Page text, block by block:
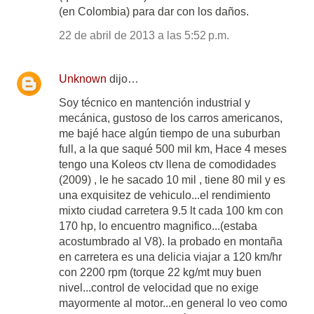
(en Colombia) para dar con los daños.
22 de abril de 2013 a las 5:52 p.m.
Unknown dijo…
Soy técnico en mantención industrial y
mecánica, gustoso de los carros americanos,
me bajé hace algún tiempo de una suburban
full, a la que saqué 500 mil km, Hace 4 meses
tengo una Koleos ctv llena de comodidades
(2009) , le he sacado 10 mil , tiene 80 mil y es
una exquisitez de vehiculo...el rendimiento
mixto ciudad carretera 9.5 lt cada 100 km con
170 hp, lo encuentro magnifico...(estaba
acostumbrado al V8). la probado en montaña
en carretera es una delicia viajar a 120 km/hr
con 2200 rpm (torque 22 kg/mt muy buen
nivel...control de velocidad que no exige
mayormente al motor...en general lo veo como